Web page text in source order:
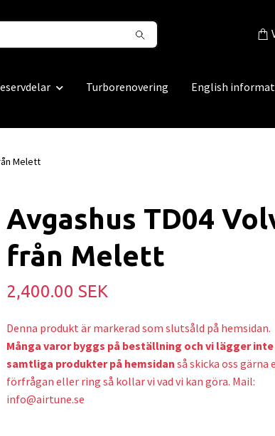
Turborenovering
English
Melett
Avgashus TD04
från Melett
2,400.00 SEK
Denna produkt är markerad som slutsåld på hemsidan.
Många varor byggs på beställning och vi lägger inte
samtliga produkter på hemsidan så skicka oss gärna
förfrågan eller ring så kollar vi vad vi kan göra. Mail:
info@airtune.se